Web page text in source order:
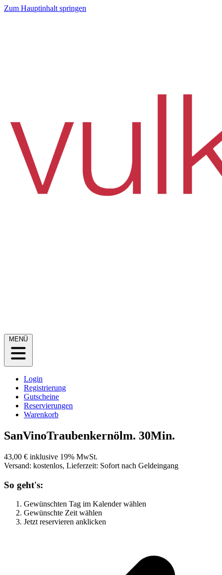
Zum Hauptinhalt springen
MENÜ
Login
Registrierung
Gutscheine
Reservierungen
Warenkorb
SanVinoTraubenkernölm. 30Min.
43,00 € inklusive 19% MwSt.
Versand: kostenlos, Lieferzeit: Sofort nach Geldeingang
So geht's:
Gewünschten Tag im Kalender wählen
Gewünschte Zeit wählen
Jetzt reservieren anklicken